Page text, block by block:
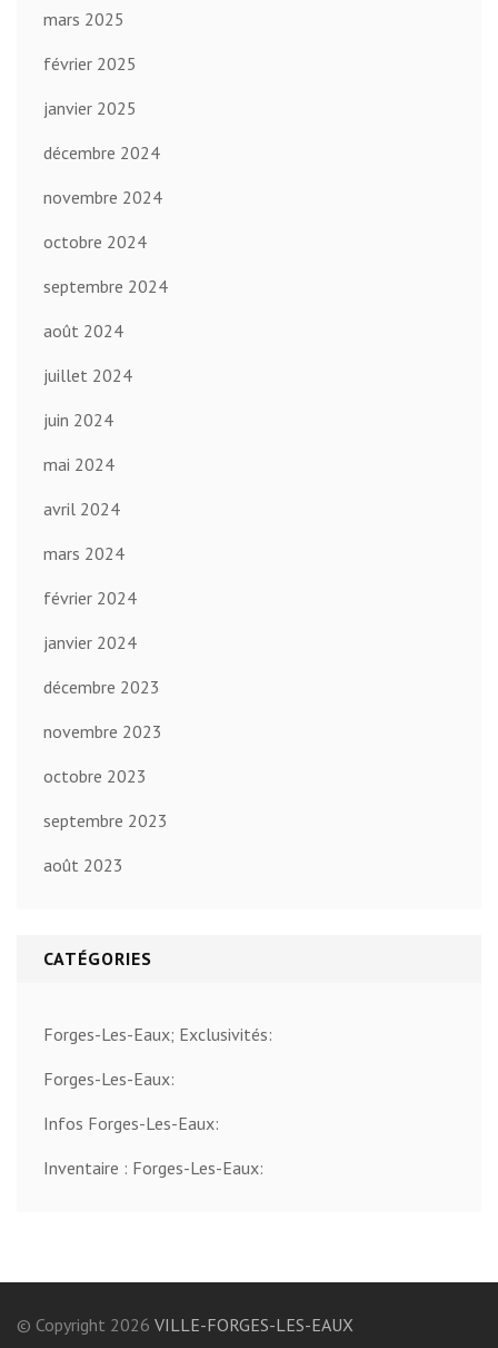
mars 2025
février 2025
janvier 2025
décembre 2024
novembre 2024
octobre 2024
septembre 2024
août 2024
juillet 2024
juin 2024
mai 2024
avril 2024
mars 2024
février 2024
janvier 2024
décembre 2023
novembre 2023
octobre 2023
septembre 2023
août 2023
CATÉGORIES
Forges-Les-Eaux; Exclusivités:
Forges-Les-Eaux:
Infos Forges-Les-Eaux:
Inventaire : Forges-Les-Eaux:
© Copyright 2026 VILLE-FORGES-LES-EAUX